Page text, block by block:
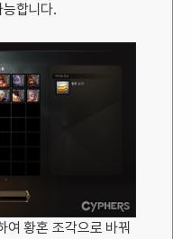
합니다.
여 황혼 조각으로 바꿔